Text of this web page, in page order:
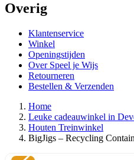
Overig
Klantenservice
Winkel
Openingstijden
Over Speel je Wijs
Retourneren
Bestellen & Verzenden
Home
Leuke cadeauwinkel in
Houten Treinwinkel
BigJigs – Recycling